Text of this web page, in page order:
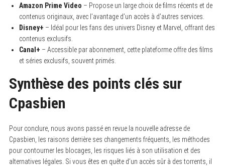
Amazon Prime Video – Propose un large choix de films récents et de
contenus originaux, avec l’avantage d’un accès à d’autres services.
Disney+ – Idéal pour les fans des univers Disney et Marvel, offrant des
contenus exclusifs.
Canal+ – Accessible par abonnement, cette plateforme offre des films
et séries exclusifs, souvent primés.
Synthèse des points clés sur
Cpasbien
Pour conclure, nous avons passé en revue la nouvelle adresse de
Cpasbien, les raisons derrière ses changements fréquents, les méthodes
pour contourner les blocages, les risques liés à son utilisation et des
alternatives légales. Si vous êtes en quête d’un accès sûr à des torrents, il